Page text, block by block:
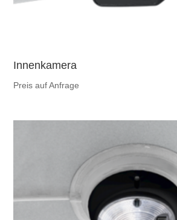
Innenkamera
Preis auf Anfrage